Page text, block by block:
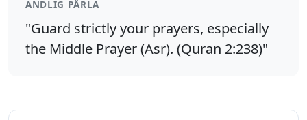
ANDLIG PÄRLA
"Guard strictly your prayers, especially
the Middle Prayer (Asr). (Quran 2:238)"